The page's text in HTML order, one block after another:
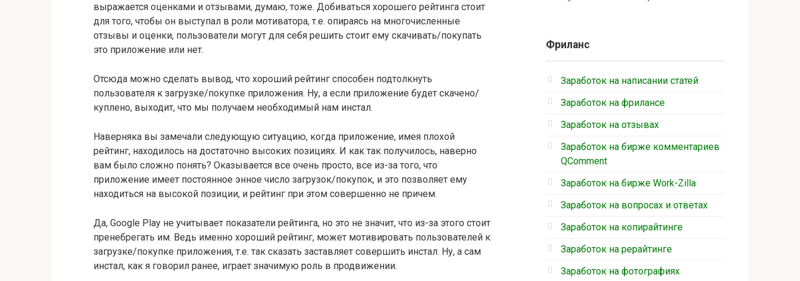
выражается оценками и отзывами, думаю, тоже. Добиваться хорошего рейтинга стоит
для того, чтобы он выступал в роли мотиватора, т.е. опираясь на многочисленные
отзывы и оценки, пользователи могут для себя решить стоит ему скачивать/покупать
это приложение или нет.
Отсюда можно сделать вывод, что хороший рейтинг способен подтолкнуть
пользователя к загрузке/покупке приложения. Ну, а если приложение будет скачено/
куплено, выходит, что мы получаем необходимый нам инстал.
Наверняка вы замечали следующую ситуацию, когда приложение, имея плохой
рейтинг, находилось на достаточно высоких позициях. И как так получилось, наверно
вам было сложно понять? Оказывается все очень просто, все из-за того, что
приложение имеет постоянное энное число загрузок/покупок, и это позволяет ему
находиться на высокой позиции, и рейтинг при этом совершенно не причем.
Да, Google Play не учитывает показатели рейтинга, но это не значит, что из-за этого стоит
пренебрегать им. Ведь именно хороший рейтинг, может мотивировать пользователей к
загрузке/покупке приложения, т.е. так сказать заставляет совершить инстал. Ну, а сам
инстал, как я говорил ранее, играет значимую роль в продвижении.
Фриланс
Заработок на написании статей
Заработок на фрилансе
Заработок на отзывах
Заработок на бирже комментариев
QComment
Заработок на бирже Work-Zilla
Заработок на вопросах и ответах
Заработок на копирайтинге
Заработок на рерайтинге
Заработок на фотографиях